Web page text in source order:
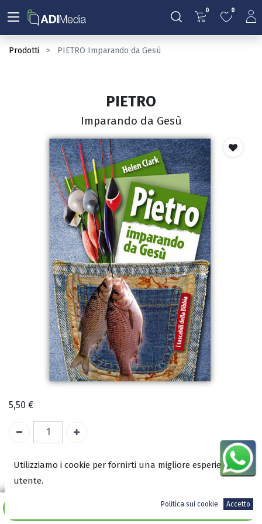
0 0
Prodotti PIETRO Imparando da Gesù
Aggiungi al carrello
PIETRO
Imparando da Gesù
5,50 €
A magazzino
9788889698587
Utilizziamo i cookie per fornirti una migliore esperienza
utente.
Politica sui cookie Accetto